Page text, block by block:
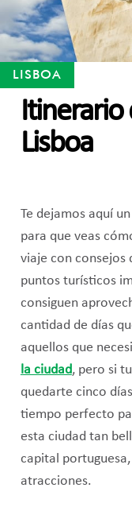
LISBOA
Itinerario
Lisboa
Te dejamos aquí
para que veas
viaje con consejos
puntos turísticos
consiguen
cantidad de días
aquellos que
la ciudad, pero si
quedarte cinco
tiempo perfecto
esta ciudad tan
capital
atracciones.